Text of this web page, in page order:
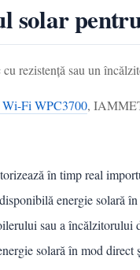
solar
rezistență sau un
Wi-Fi WPC3700,
în timp real
energie solară în
sau a încălzitorului
solară în mod